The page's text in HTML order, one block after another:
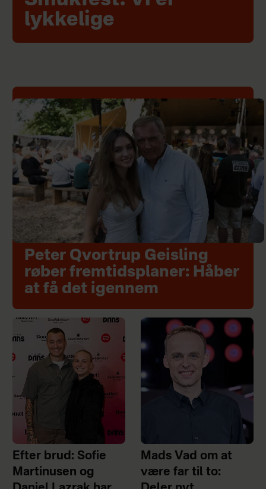
lykkelige
Peter Qvortrup Geisling
røber fremtidsplaner: Håber
at få det igennem
Efter brud: Sofie
Martinusen og
Mads Vad om at
være far til to: